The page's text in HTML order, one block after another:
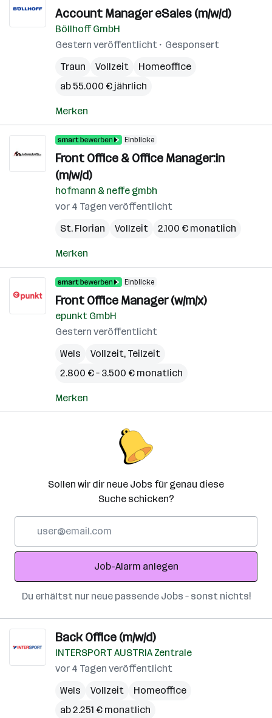
Account Manager eSales (m/w/d)
Böllhoff GmbH
Gestern veröffentlicht
Gesponsert
Traun
Vollzeit
Homeoffice
ab 55.000 € jährlich
Merken
Einblicke
Front Office & Office Manager:in
(m/w/d)
hofmann & neffe gmbh
vor 4 Tagen veröffentlicht
St. Florian
Vollzeit 2.100 € monatlich
Merken
Einblicke
Front Office Manager (w/m/x)
epunkt GmbH
Gestern veröffentlicht
Wels
Vollzeit, Teilzeit
2.800 € – 3.500 € monatlich
Merken
Sollen wir dir neue Jobs für genau diese
Suche schicken?
Adresse
Job-Alarm anlegen
Du erhältst nur neue passende Jobs – sonst nichts!
Back Office (m/w/d)
INTERSPORT AUSTRIA Zentrale
vor 4 Tagen veröffentlicht
Wels
Vollzeit
Homeoffice
ab 2.251 € monatlich